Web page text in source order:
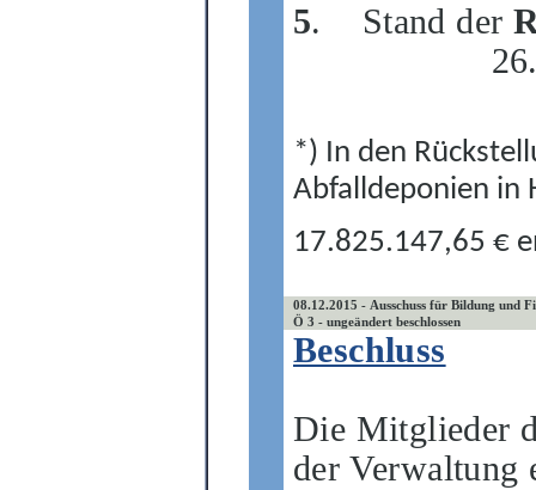
5. Stand der
*) In den
Abfalldeponien in
17.825.147,65 €
08.12.2015 - Ausschuss für Bildung und
Ö 3 - ungeändert beschlossen
Beschluss
Die Mitglieder
der Verwaltung